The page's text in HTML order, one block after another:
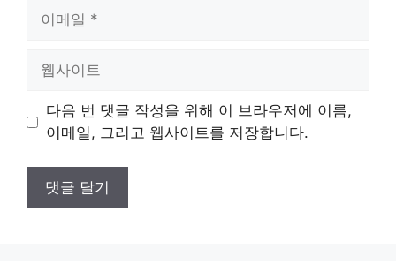
트
다음 번 댓글 작성을 위해 이 브라우저에 이름,
이메일, 그리고 웹사이트를 저장합니다.